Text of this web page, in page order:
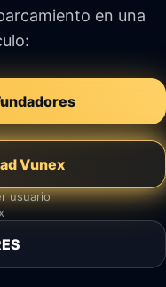
en una
Vunex
usuario